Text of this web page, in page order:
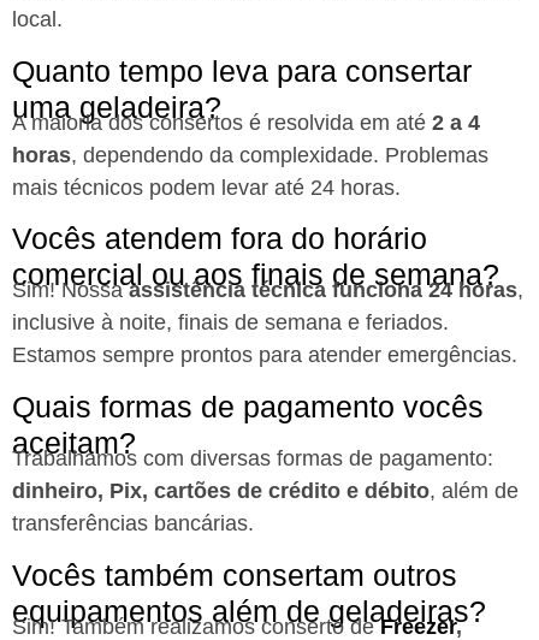
local.
Quanto tempo leva para consertar
uma geladeira?
A maioria dos consertos é resolvida em até 2 a 4
horas, dependendo da complexidade. Problemas
mais técnicos podem levar até 24 horas.
Vocês atendem fora do horário
comercial ou aos finais de semana?
Sim! Nossaassistência técnica funciona 24 horas,
inclusive à noite, finais de semana e feriados.
Estamos sempre prontos para atender emergências.
Quais formas de pagamento vocês
aceitam?
Trabalhamos com diversas formas de pagamento:
dinheiro, Pix, cartões de crédito e débito, além de
transferências bancárias.
Vocês também consertam outros
equipamentos além de geladeiras?
Sim! Também realizamos conserto deFreezer,